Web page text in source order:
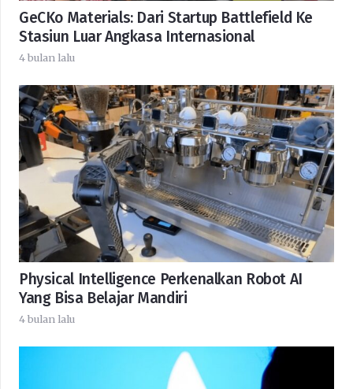
GeCKo Materials: Dari Startup Battlefield Ke
Stasiun Luar Angkasa Internasional
4 bulan lalu
Physical Intelligence Perkenalkan Robot AI
Yang Bisa Belajar Mandiri
4 bulan lalu